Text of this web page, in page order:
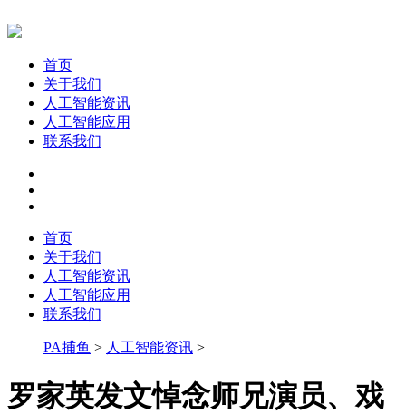
首页
关于我们
人工智能资讯
人工智能应用
联系我们
首页
关于我们
人工智能资讯
人工智能应用
联系我们
PA捕鱼 > 人工智能资讯 >
罗家英发文悼念师兄演员、戏